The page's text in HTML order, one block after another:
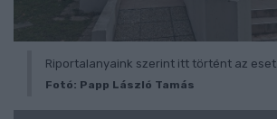
Riportalanyaink szerint itt történt az eset.
Fotó: Papp László Tamás